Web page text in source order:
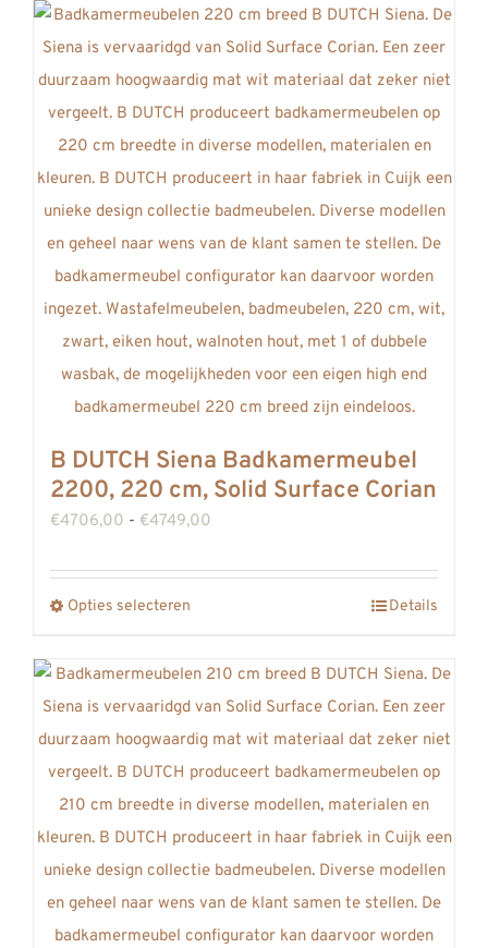
heeft
meerdere
variaties.
Deze
optie
kan
gekozen
worden
op
de
productpagina
B DUTCH Siena Badkamermeubel
2200, 220 cm, Solid Surface Corian
€4706,00 - €4749,00
tot
Opties selecteren
heeft
meerdere
variaties.
Deze
optie
kan
gekozen
worden
op
Details